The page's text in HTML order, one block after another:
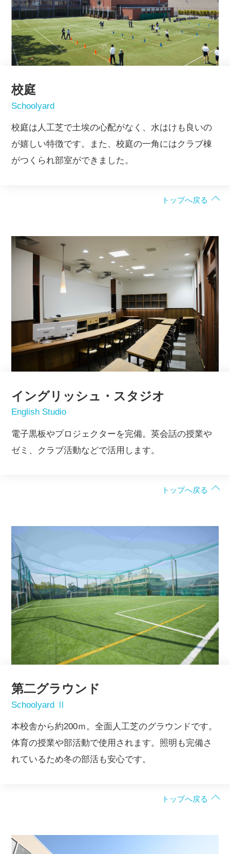
校庭
Schoolyard
校庭は人工芝で土埃の心配がなく、水はけも良いの
が嬉しい特徴です。また、校庭の一角にはクラブ棟
がつくられ部室ができました。
トップへ戻る
イングリッシュ・スタジオ
English Studio
電子黒板やプロジェクターを完備。英会話の授業や
ゼミ、クラブ活動などで活用します。
トップへ戻る
第二グラウンド
Schoolyard Ⅱ
本校舎から約200ｍ。全面人工芝のグラウンドです。
体育の授業や部活動で使用されます。照明も完備さ
れているため冬の部活も安心です。
トップへ戻る